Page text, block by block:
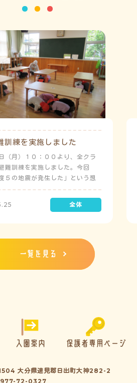
訓練を実施しました
（月）１０：００より、全クラ
難訓練を実施しました。今回
５の地震が発生した」という想
、園児たちが職員の指示に従い
り組みました。前庭（駐車場）に
して人数確認をした後、各クラ
を想定（敷地面積が広いため）
地震時の避難対応マニュアルの
より免除されています。また、
一覧を見る
入園案内 保護者専用ページ
大分県速見郡日出町大神282-2
72-0327